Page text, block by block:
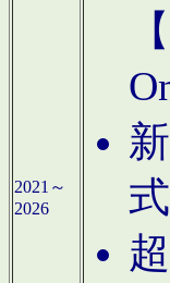
2021～
2026